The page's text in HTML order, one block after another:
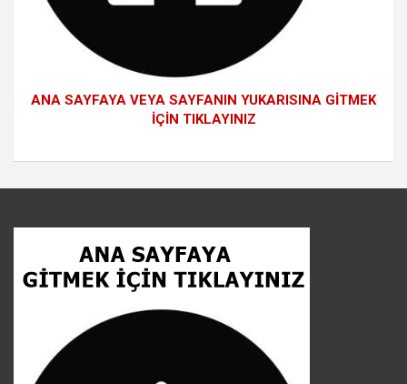
ANA SAYFAYA VEYA SAYFANIN YUKARISINA GİTMEK
İÇİN TIKLAYINIZ